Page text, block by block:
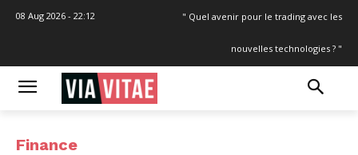
08 Aug 2026 - 22:12 " Quel avenir pour le trading avec les
nouvelles technologies ? "
Finance